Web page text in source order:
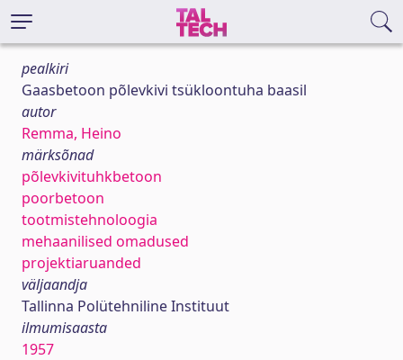
pealkiri
Gaasbetoon põlevkivi tsükloontuha baasil
autor
Remma, Heino
märksõnad
põlevkivituhkbetoon
poorbetoon
tootmistehnoloogia
mehaanilised omadused
projektiaruanded
väljaandja
Tallinna Polütehniline Instituut
ilmumisaasta
1957